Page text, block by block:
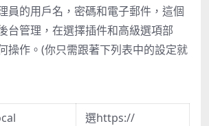
員的用戶名，密碼和電子郵件，這個
台管理，在選擇插件和高級選項部
操作。(你只需跟著下列表中的設定就
選https://